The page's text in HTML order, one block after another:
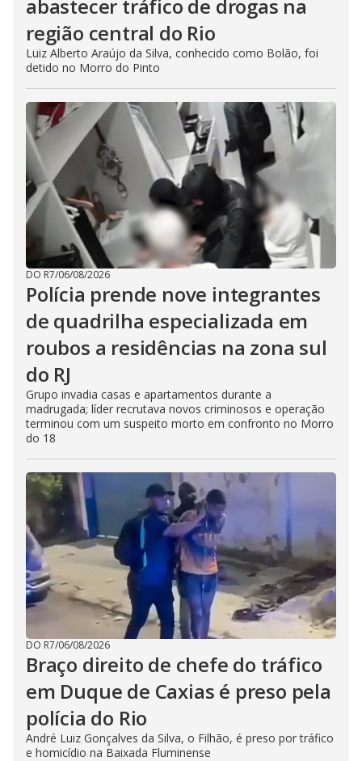
abastecer tráfico de drogas na
região central do Rio
Luiz Alberto Araújo da Silva, conhecido como Bolão, foi
detido no Morro do Pinto
DO R7/06/08/2026
Polícia prende nove integrantes
de quadrilha especializada em
roubos a residências na zona sul
do RJ
Grupo invadia casas e apartamentos durante a
madrugada; líder recrutava novos criminosos e operação
terminou com um suspeito morto em confronto no Morro
do 18
DO R7/06/08/2026
Braço direito de chefe do tráfico
em Duque de Caxias é preso pela
polícia do Rio
André Luiz Gonçalves da Silva, o Filhão, é preso por tráfico
e homicídio na Baixada Fluminense